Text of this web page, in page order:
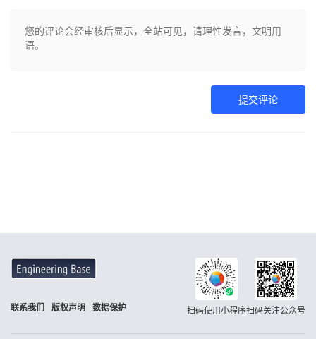
提交评论
联系我们 版权声明 数据保护 扫码关注公众号
扫码使用小程序